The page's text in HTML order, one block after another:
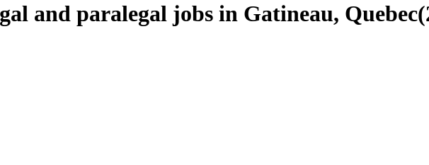
and paralegal jobs in Gatineau, Quebec(